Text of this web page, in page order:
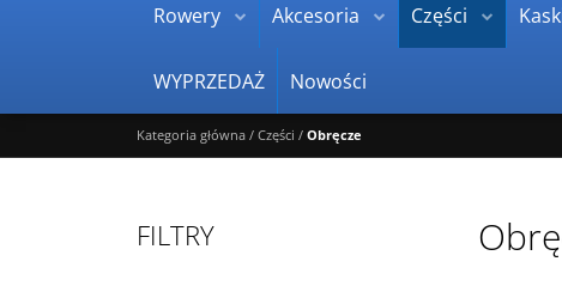
Rowery Akcesoria Części
WYPRZEDAŻ Nowości
Kategoria główna / Części / Obręcze
FILTRY